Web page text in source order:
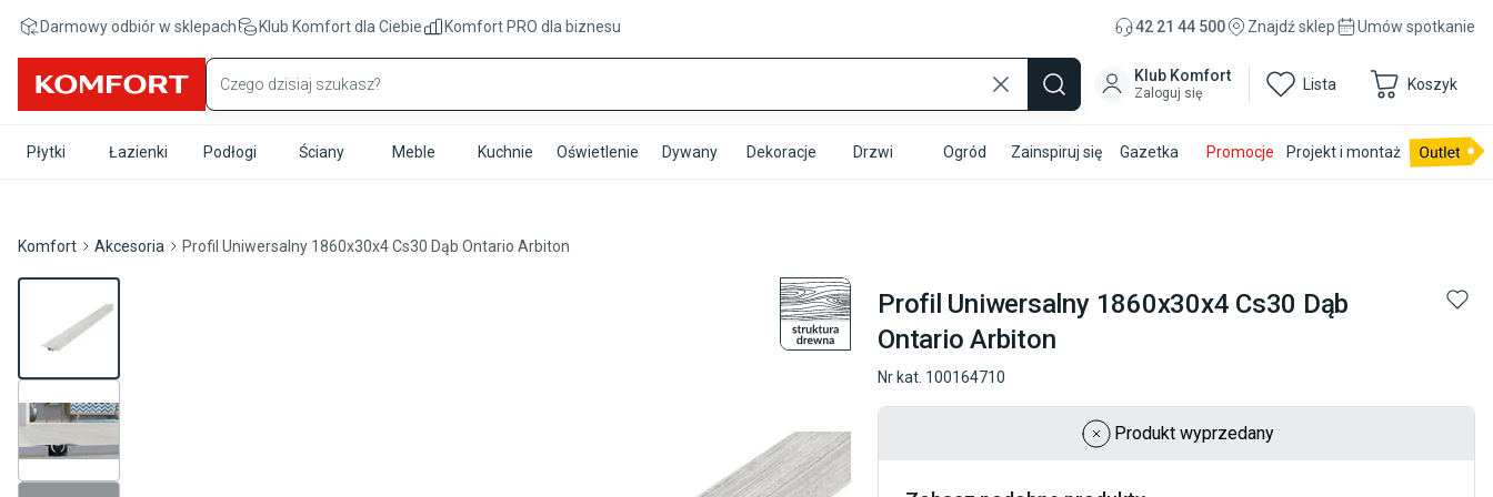
Darmowy odbiór w sklepach Klub Komfortdla Ciebie Komfort PRO dla biznesu 42 21 44 500 Znajdź sklep Umów spotkanie
Klub Komfort
Zaloguj się Lista Koszyk
Płytki Łazienki Podłogi Ściany Meble Kuchnie Oświetlenie Dywany Dekoracje Drzwi Ogród Zainspiruj się Gazetka Promocje Projekt i montaż
Komfort Akcesoria Profil Uniwersalny 1860x30x4 Cs30 Dąb Ontario Arbiton
Profil Uniwersalny 1860x30x4 Cs30 Dąb
Ontario Arbiton
Nr kat. 100164710
Produkt wyprzedany